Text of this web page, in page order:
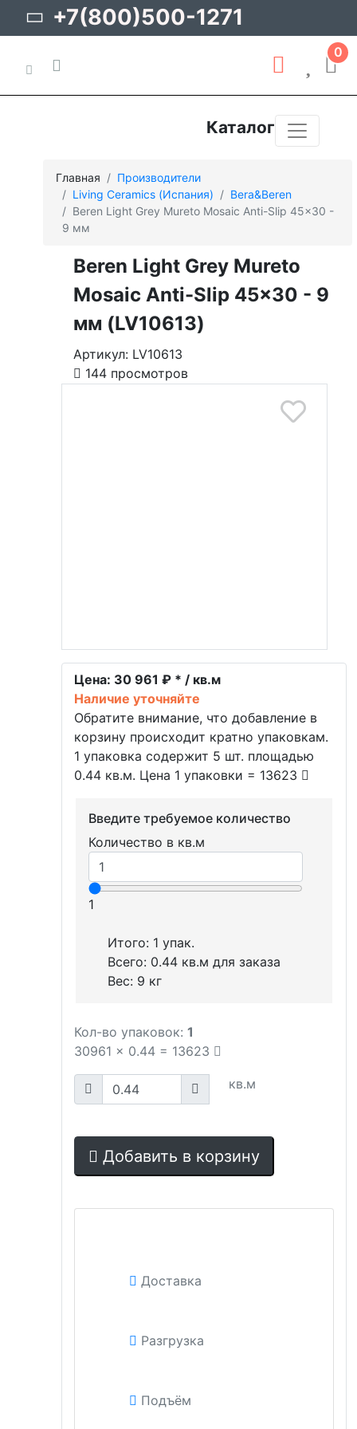
+7(800)500-1271
0
Каталог
Главная
Производители
Living Ceramics (Испания)
Bera&Beren
Beren Light Grey Mureto Mosaic Anti-Slip 45x30 -
9 мм
Beren Light Grey Mureto
Mosaic Anti-Slip 45x30 - 9
мм (LV10613)
Артикул: LV10613
144 просмотров
Цена: 30 961 ₽ * / кв.м
Наличие уточняйте
Обратите внимание, что добавление в
корзину происходит кратно упаковкам.
1 упаковка содержит 5 шт. площадью
0.44 кв.м. Цена 1 упаковки = 13623
Введите требуемое количество
Количество в кв.м
1
Итого: 1 упак.
Всего: 0.44 кв.м для заказа
Вес: 9 кг
Кол-во упаковок: 1
30961 x 0.44 = 13623
кв.м
Добавить в корзину
Доставка
Разгрузка
Подъём